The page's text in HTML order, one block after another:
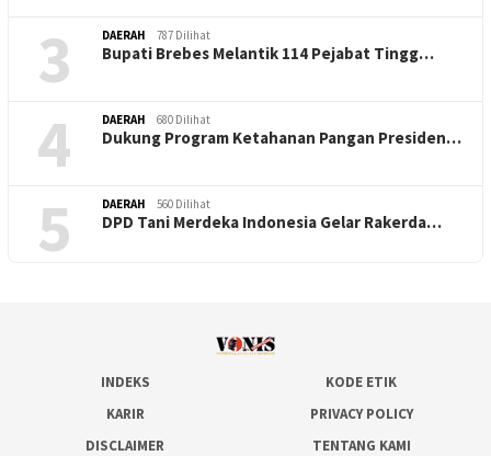
3 DAERAH 787 Dilihat
Bupati Brebes Melantik 114 Pejabat Tingg…
4 DAERAH 680 Dilihat
Dukung Program Ketahanan Pangan Presiden…
5 DAERAH 560 Dilihat
DPD Tani Merdeka Indonesia Gelar Rakerda…
INDEKS
KODE ETIK
KARIR
PRIVACY POLICY
DISCLAIMER
TENTANG KAMI